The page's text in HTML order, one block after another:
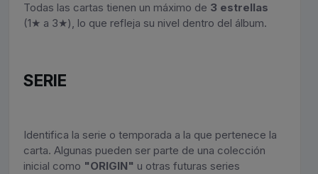
Todas las cartas tienen un máximo de 3 estrellas
(1★ a 3★), lo que refleja su nivel dentro del álbum.
SERIE
Identifica la serie o temporada a la que pertenece la
carta. Algunas pueden ser parte de una colección
inicial como "ORIGIN" u otras futuras series